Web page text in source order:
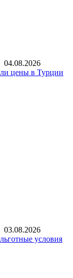
04.08.2026
цены в Турции
03.08.2026
условия